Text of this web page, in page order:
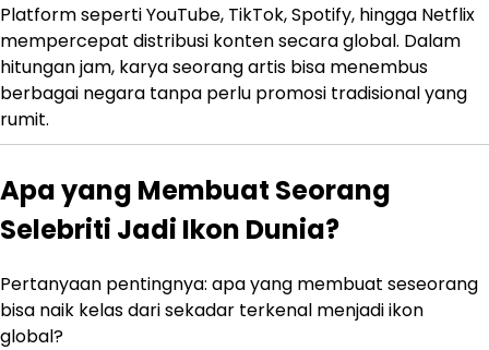
Platform seperti YouTube, TikTok, Spotify, hingga Netflix
mempercepat distribusi konten secara global. Dalam
hitungan jam, karya seorang artis bisa menembus
berbagai negara tanpa perlu promosi tradisional yang
rumit.
Apa yang Membuat Seorang
Selebriti Jadi Ikon Dunia?
Pertanyaan pentingnya: apa yang membuat seseorang
bisa naik kelas dari sekadar terkenal menjadi ikon
global?